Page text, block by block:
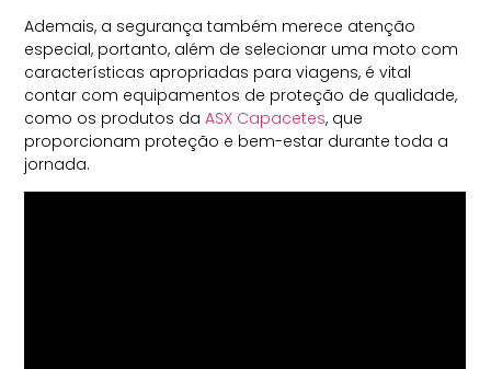
Ademais, a segurança também merece atenção
especial, portanto, além de selecionar uma moto com
características apropriadas para viagens, é vital
contar com equipamentos de proteção de qualidade,
como os produtos daASX Capacetes, que
proporcionam proteção e bem-estar durante toda a
jornada.